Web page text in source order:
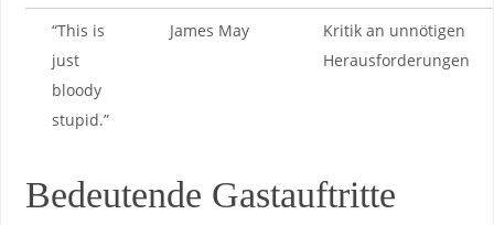
“This​ is
just
bloody
stupid.”
James May
Kritik an unnötigen
Herausforderungen
Bedeutende Gastauftritte